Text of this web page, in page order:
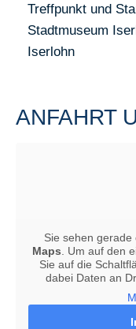
Treffpunkt und
Stadtmuseum
Iserlohn
ANFAHRT
Sie sehen gerade
Maps . Um auf den
Sie auf die
dabei Daten an